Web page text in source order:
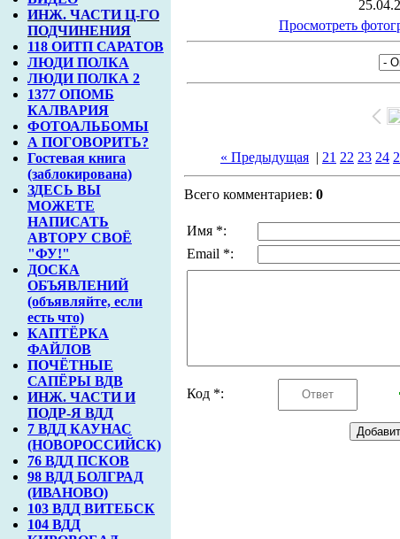
ИНЖ. ЧАСТИ Ц-ГО
ПОДЧИНЕНИЯ
118 ОИТП САРАТОВ
ЛЮДИ ПОЛКА
ЛЮДИ ПОЛКА 2
1377 ОПОМБ
КАЛВАРИЯ
ФОТОАЛЬБОМЫ
А ПОГОВОРИТЬ?
Гостевая книга
(заблокирована)
ЗДЕСЬ ВЫ
МОЖЕТЕ
НАПИСАТЬ
АВТОРУ СВОЁ
"ФУ!"
ДОСКА
ОБЪЯВЛЕНИЙ
(объявляйте, если
есть что)
КАПТЁРКА
ФАЙЛОВ
ПОЧЁТНЫЕ
САПЁРЫ ВДВ
ИНЖ. ЧАСТИ И
ПОДР-Я ВДД
7 ВДД КАУНАС
(НОВОРОССИЙСК)
76 ВДД ПСКОВ
98 ВДД БОЛГРАД
(ИВАНОВО)
103 ВДД ВИТЕБСК
104 ВДД
Просмотреть
« Предыдущая | 21 22 23 24
Всего комментариев: 0
Имя *:
Email *:
Код *: